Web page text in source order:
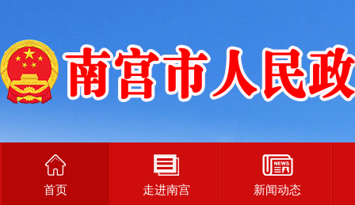
首页 走进南宫 新闻动态